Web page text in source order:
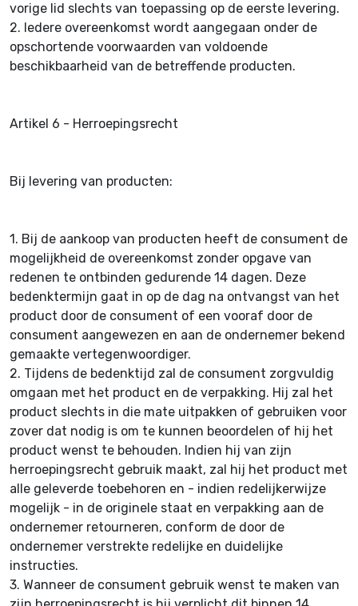
vorige lid slechts van toepassing op de eerste levering.
2. Iedere overeenkomst wordt aangegaan onder de
opschortende voorwaarden van voldoende
beschikbaarheid van de betreffende producten.
Artikel 6 - Herroepingsrecht
Bij levering van producten:
1. Bij de aankoop van producten heeft de consument de
mogelijkheid de overeenkomst zonder opgave van
redenen te ontbinden gedurende 14 dagen. Deze
bedenktermijn gaat in op de dag na ontvangst van het
product door de consument of een vooraf door de
consument aangewezen en aan de ondernemer bekend
gemaakte vertegenwoordiger.
2. Tijdens de bedenktijd zal de consument zorgvuldig
omgaan met het product en de verpakking. Hij zal het
product slechts in die mate uitpakken of gebruiken voor
zover dat nodig is om te kunnen beoordelen of hij het
product wenst te behouden. Indien hij van zijn
herroepingsrecht gebruik maakt, zal hij het product met
alle geleverde toebehoren en - indien redelijkerwijze
mogelijk - in de originele staat en verpakking aan de
ondernemer retourneren, conform de door de
ondernemer verstrekte redelijke en duidelijke
instructies.
3. Wanneer de consument gebruik wenst te maken van